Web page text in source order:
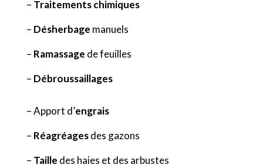
– Traitements chimiques
– Désherbage manuels
– Ramassage de feuilles
– Débroussaillages
– Apport d’engrais
– Réagréagesdes gazons
– Taille des haies et des arbustes